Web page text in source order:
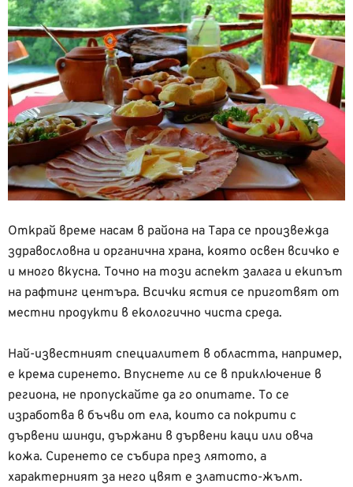
Открай време насам в района на Тара се произвежда
здравословна и органична храна, която освен всичко е
и много вкусна. Точно на този аспект залага и екипът
на рафтинг центъра. Всички ястия се приготвят от
местни продукти в екологично чиста среда.
Най-известният специалитет в областта, например,
е крема сиренето. Впуснете ли се в приключение в
региона, не пропускайте да го опитате. То се
изработва в бъчви от ела, които са покрити с
дървени шинди, държани в дървени каци или овча
кожа. Сиренето се събира през лятото, а
характерният за него цвят е златисто-жълт.